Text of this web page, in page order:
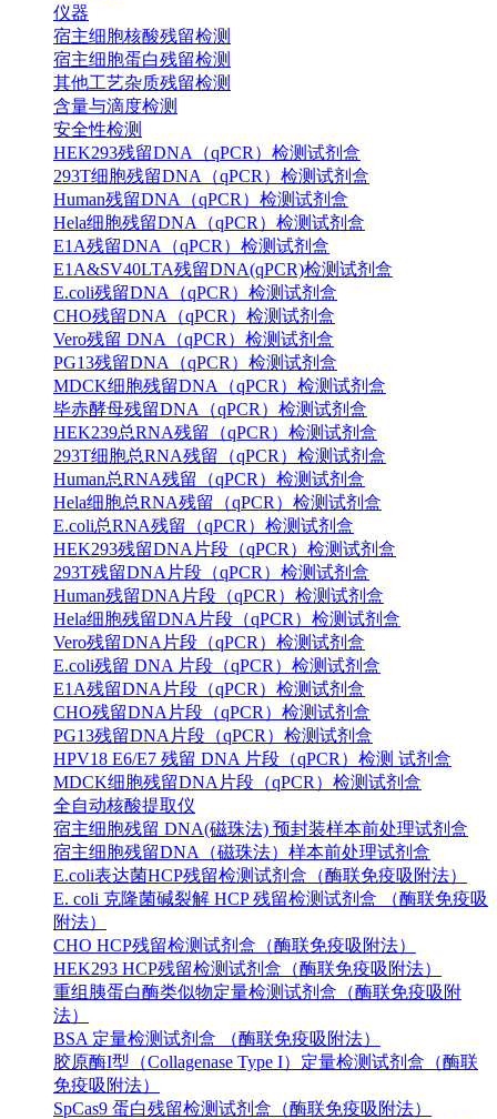
仪器
宿主细胞核酸残留检测
宿主细胞蛋白残留检测
其他工艺杂质残留检测
含量与滴度检测
安全性检测
HEK293残留DNA（qPCR）检测试剂盒
293T细胞残留DNA（qPCR）检测试剂盒
Human残留DNA（qPCR）检测试剂盒
Hela细胞残留DNA（qPCR）检测试剂盒
E1A残留DNA（qPCR）检测试剂盒
E1A&SV40LTA残留DNA(qPCR)检测试剂盒
E.coli残留DNA（qPCR）检测试剂盒
CHO残留DNA（qPCR）检测试剂盒
Vero残留 DNA（qPCR）检测试剂盒
PG13残留DNA（qPCR）检测试剂盒
MDCK细胞残留DNA（qPCR）检测试剂盒
毕赤酵母残留DNA（qPCR）检测试剂盒
HEK239总RNA残留（qPCR）检测试剂盒
293T细胞总RNA残留（qPCR）检测试剂盒
Human总RNA残留（qPCR）检测试剂盒
Hela细胞总RNA残留（qPCR）检测试剂盒
E.coli总RNA残留（qPCR）检测试剂盒
HEK293残留DNA片段（qPCR）检测试剂盒
293T残留DNA片段（qPCR）检测试剂盒
Human残留DNA片段（qPCR）检测试剂盒
Hela细胞残留DNA片段（qPCR）检测试剂盒
Vero残留DNA片段（qPCR）检测试剂盒
E.coli残留 DNA 片段（qPCR）检测试剂盒
E1A残留DNA片段（qPCR）检测试剂盒
CHO残留DNA片段（qPCR）检测试剂盒
PG13残留DNA片段（qPCR）检测试剂盒
HPV18 E6/E7 残留 DNA 片段（qPCR）检测 试剂盒
MDCK细胞残留DNA片段（qPCR）检测试剂盒
全自动核酸提取仪
宿主细胞残留 DNA(磁珠法) 预封装样本前处理试剂盒
宿主细胞残留DNA（磁珠法）样本前处理试剂盒
E.coli表达菌HCP残留检测试剂盒（酶联免疫吸附法）
E. coli 克隆菌碱裂解 HCP 残留检测试剂盒 （酶联免疫吸
附法）
CHO HCP残留检测试剂盒（酶联免疫吸附法）
HEK293 HCP残留检测试剂盒（酶联免疫吸附法）
重组胰蛋白酶类似物定量检测试剂盒（酶联免疫吸附
法）
BSA 定量检测试剂盒 （酶联免疫吸附法）
胶原酶I型（Collagenase Type I）定量检测试剂盒（酶联
免疫吸附法）
SpCas9 蛋白残留检测试剂盒（酶联免疫吸附法）